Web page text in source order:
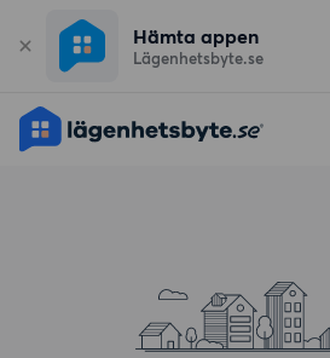
Hämta appen
Lägenhetsbyte.se